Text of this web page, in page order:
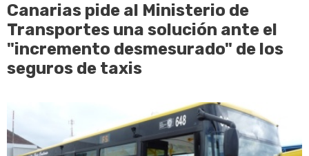
Canarias pide al Ministerio de
Transportes una solución ante el
"incremento desmesurado" de los
seguros de taxis